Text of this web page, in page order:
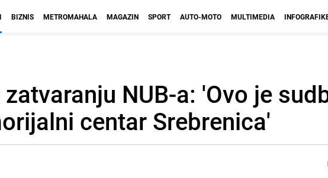
BIZNIS METROMAHALA MAGAZIN SPORT AUTO-MOTO MULTIMEDIA
NUB-a: 'Ovo je
centar Srebrenica'